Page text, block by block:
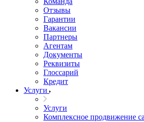
Отзывы
Гарантии
Вакансии
Партнеры
Агентам
Документы
Реквизиты
Глоссарий
Кредит
Услуги
Услуги
Комплексное продвижение